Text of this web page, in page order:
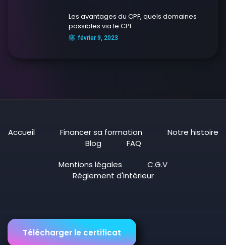
Les avantages du CPF, quels domaines
possibles via le CPF
février 9, 2023
Accueil Financer sa formation
Notre histoire
Blog
FAQ
Mentions légales
C.G.V
Règlement d'intérieur
Télécharger le certificat